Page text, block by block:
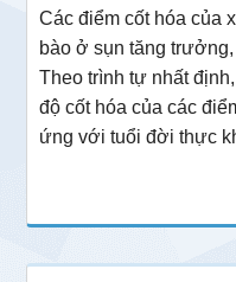
Các điểm cốt hóa của
bào ở sụn tăng
Theo trình tự nhất
độ cốt hóa của các
ứng với tuổi đời thực